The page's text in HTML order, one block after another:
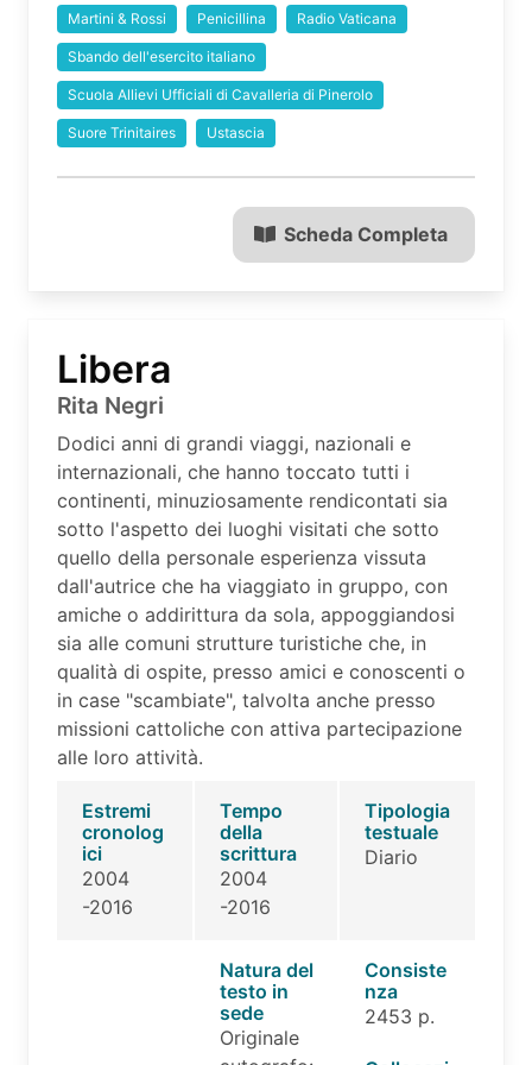
Martini & Rossi Penicillina Radio Vaticana
Sbando dell'esercito italiano
Scuola Allievi Ufficiali di Cavalleria di Pinerolo
Suore Trinitaires Ustascia
Scheda Completa
Libera
Rita Negri
Dodici anni di grandi viaggi, nazionali e
internazionali, che hanno toccato tutti i
continenti, minuziosamente rendicontati sia
sotto l'aspetto dei luoghi visitati che sotto
quello della personale esperienza vissuta
dall'autrice che ha viaggiato in gruppo, con
amiche o addirittura da sola, appoggiandosi
sia alle comuni strutture turistiche che, in
qualità di ospite, presso amici e conoscenti o
in case "scambiate", talvolta anche presso
missioni cattoliche con attiva partecipazione
alle loro attività.
Estremi
cronolog
ici
2004
-2016
Tempo
della
scrittura
2004
-2016
Tipologia
testuale
Diario
Natura del
testo in
sede
Originale
Consiste
nza
2453 p.